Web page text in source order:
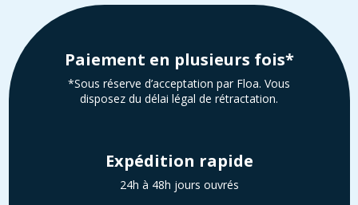
Paiement en plusieurs fois*
*Sous réserve d’acceptation par Floa. Vous
disposez du délai légal de rétractation.
Expédition rapide
24h à 48h jours ouvrés